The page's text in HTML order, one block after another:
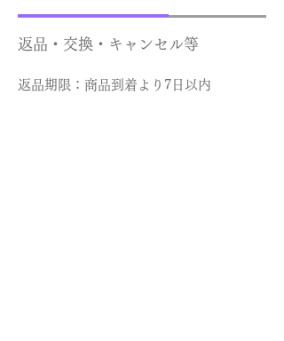
返品・交換・キャンセル等
返品期限：商品到着より7日以内